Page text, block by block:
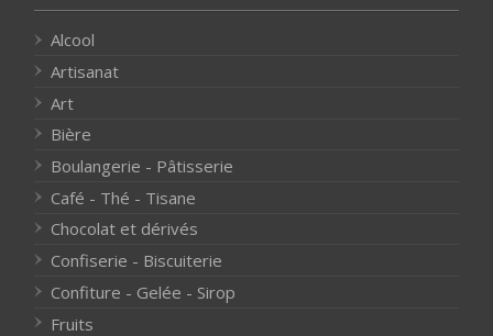
Alcool
Artisanat
Art
Bière
Boulangerie - Pâtisserie
Café - Thé - Tisane
Chocolat et dérivés
Confiserie - Biscuiterie
Confiture - Gelée - Sirop
Fruits